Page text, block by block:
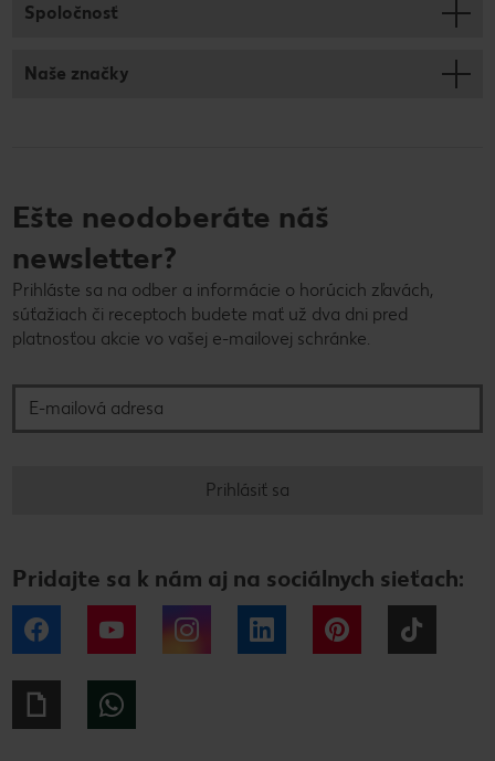
Spoločnosť
Naše značky
Ešte neodoberáte náš
newsletter?
Prihláste sa na odber a informácie o horúcich zľavách,
súťažiach či receptoch budete mať už dva dni pred
platnosťou akcie vo vašej e-mailovej schránke.
Prihlásiť sa
Pridajte sa k nám aj na sociálnych sieťach:
Facebook YouTube Instagram LinkedIn Pinterest
Giphy